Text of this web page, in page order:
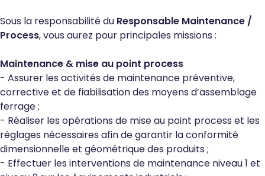
Sous la responsabilité du Responsable Maintenance /
Process, vous aurez pour principales missions :
Maintenance & mise au point process
- Assurer les activités de maintenance préventive,
corrective et de fiabilisation des moyens d’assemblage
ferrage ;
- Réaliser les opérations de mise au point process et les
réglages nécessaires afin de garantir la conformité
dimensionnelle et géométrique des produits ;
- Effectuer les interventions de maintenance niveau 1 et